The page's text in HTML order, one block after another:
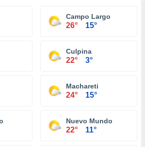
Campo Largo
26° 15°
Culpina
22° 3°
Machareti
24° 15°
Nuevo Mundo
22° 11°